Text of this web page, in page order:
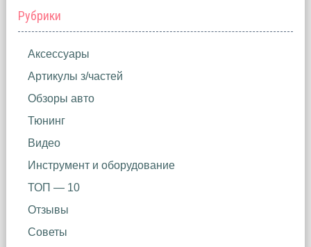
Рубрики
Аксессуары
Артикулы з/частей
Обзоры авто
Тюнинг
Видео
Инструмент и оборудование
ТОП — 10
Отзывы
Советы